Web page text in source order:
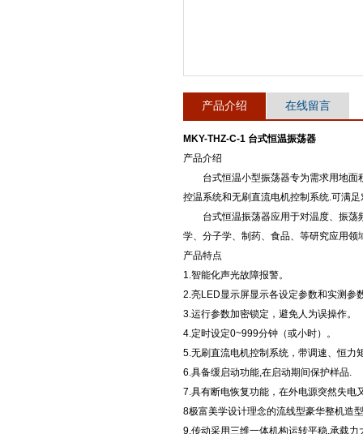
产品介绍 在线留言
MKY-THZ-C-1 台式恒温振荡器
产品介绍
台式恒温小型振荡器专为需求用地面
控温系统和无刷直流电机控制系统.可满
台式恒温振荡器应用于对温度、振荡
学、分子学、制药、食品、等研究应用领
产品特点
1.智能化声光故障报警。
2.亮LED显示屏显示各设定参数和实测参
3.运行参数加密锁定，避免人为误操作。
4.定时设定0~999分钟（或小时）。
5.无刷直流电机控制系统，带调速、恒力
6.具备缓启动功能,在启动期间保护样品.
7.具有断电恢复功能，在外电源突然失电
8极富美学设计理念的流线型豪华整机造
9.传动采用三维一体机构运转平稳,承载力